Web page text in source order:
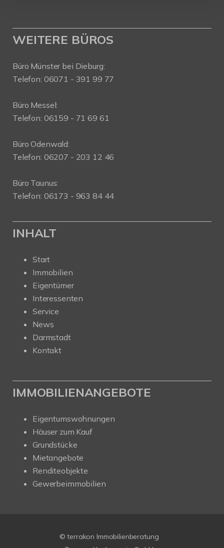
WEITERE BÜROS
Büro Münster bei Dieburg:
Telefon: 06071 - 391 99 77
Büro Messel:
Telefon: 06159 - 71 69 61
Büro Odenwald:
Telefon: 06207 - 203 12 46
Büro Taunus:
Telefon: 06173 - 963 84 44
INHALT
Start
Immobilien
Eigentümer
Interessenten
Service
News
Darmstadt
Kontakt
IMMOBILIENANGEBOTE
Eigentumswohnungen
Häuser zum Kauf
Grundstücke
Mietangebote
Renditeobjekte
Gewerbeimmobilien
© terrakon Immobilienberatung